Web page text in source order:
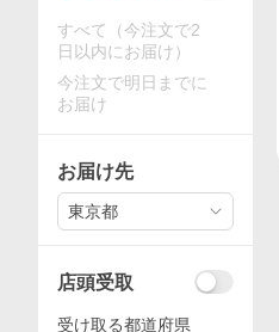
すべて（今注文で2
日以内にお届け）
今注文で明日までに
お届け
お届け先
東京都
店頭受取
受け取る都道府県